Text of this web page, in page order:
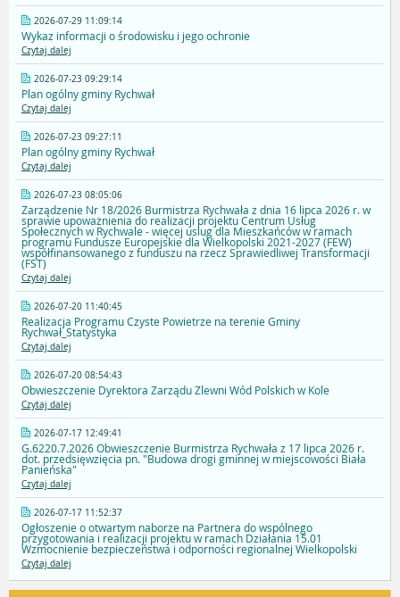
2026-07-29 11:09:14
Wykaz informacji o środowisku i jego ochronie
Czytaj dalej
2026-07-23 09:29:14
Plan ogólny gminy Rychwał
Czytaj dalej
2026-07-23 09:27:11
Plan ogólny gminy Rychwał
Czytaj dalej
2026-07-23 08:05:06
Zarządzenie Nr 18/2026 Burmistrza Rychwała z dnia 16 lipca 2026 r. w
sprawie upoważnienia do realizacji projektu Centrum Usług
Społecznych w Rychwale - więcej uslug dla Mieszkańców w ramach
programu Fundusze Europejskie dla Wielkopolski 2021-2027 (FEW)
współfinansowanego z funduszu na rzecz Sprawiedliwej Transformacji
(FST)
Czytaj dalej
2026-07-20 11:40:45
Realizacja Programu Czyste Powietrze na terenie Gminy
Rychwał_Statystyka
Czytaj dalej
2026-07-20 08:54:43
Obwieszczenie Dyrektora Zarządu Zlewni Wód Polskich w Kole
Czytaj dalej
2026-07-17 12:49:41
G.6220.7.2026 Obwieszczenie Burmistrza Rychwała z 17 lipca 2026 r.
dot. przedsięwzięcia pn. "Budowa drogi gminnej w miejscowości Biała
Panieńska"
Czytaj dalej
2026-07-17 11:52:37
Ogłoszenie o otwartym naborze na Partnera do wspólnego
przygotowania i realizacji projektu w ramach Działania 15.01
Wzmocnienie bezpieczeństwa i odporności regionalnej Wielkopolski
Czytaj dalej